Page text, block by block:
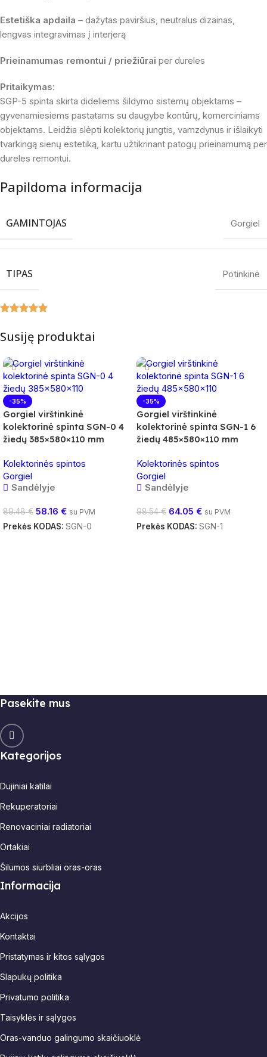
Estetiška apdaila – dažytas paviršius, neutralus dizainas,
lengvas integravimas į interjerą
Prieinamumas remontui / priežiūrai per dureles
Pritaikymas:
SGP-5 spinta skirta dideliems šildymo sistemų objektams –
gyvenamiesiems pastatams su daugybe kontūrų, komerciniams
objektams. Leidžia slėpti kolektorių jungtis, vamzdynus ir išlaikyti
tvarkingą sienų estetiką, kartu užtikrinant patogų prieinamumą per
dureles remontui.
Papildoma informacija
GAMINTOJAS Gorgiel
TIPAS Potinkinė
Susiję produktai
-35%
Gorgiel virštinkinė
kolektorinė spinta SGN-0 4
žiedų 385×580×110 mm
Kolektorinės spintos
Gorgiel
Sandėlyje
89.48€ 58.16 € su PVM
Prekės KODAS: SGN-0
-35%
Gorgiel virštinkinė
kolektorinė spinta SGN-1 6
žiedų 485×580×110 mm
Kolektorinės spintos
Gorgiel
Sandėlyje
98.54€ 64.05 € su PVM
Prekės KODAS: SGN-1
Pasekite mus
Kategorijos
Dujiniai katilai
Rekuperatoriai
Renovaciniai radiatoriai
Ortakiai
Šilumos siurbliai oras-oras
Informacija
Akcijos
Kontaktai
Pristatymas ir kitos sąlygos
Slapukų politika
Privatumo politika
Taisyklės ir sąlygos
Oras-vanduo galingumo skaičiuoklė